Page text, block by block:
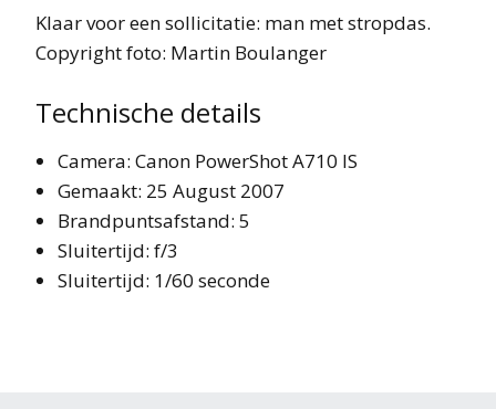
Klaar voor een sollicitatie: man met stropdas.
Copyright foto: Martin Boulanger
Technische details
Camera: Canon PowerShot A710 IS
Gemaakt: 25 August 2007
Brandpuntsafstand: 5
Sluitertijd: f/3
Sluitertijd: 1/60 seconde